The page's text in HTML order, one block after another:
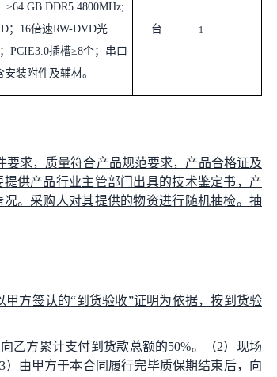
≥64 GB DDR5 4800MHz;
； 16倍速RW-DVD光
PCIE3.0插槽≥8个；串口
安装附件及辅材。
台 1
求，质量符合产品规范要求，产品合格证及
供产品行业主管部门出具的技术鉴定书，产
。 采购人对其提供的物资进行随机抽检。抽
甲方签认的“到货验收”证明为依据，按到货验
乙方累计支付到货款总额的50%。（2）现场
由甲方于本合同履行完毕质保期结束后，向